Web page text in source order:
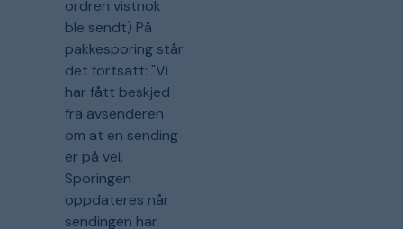
ordren vistnok
ble sendt) På
pakkesporing står
det fortsatt: "Vi
har fått beskjed
fra avsenderen
om at en sending
er på vei.
Sporingen
oppdateres når
sendingen har